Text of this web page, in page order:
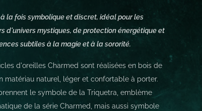
à la fois symbolique et discret, idéal pour les
d'univers mystiques, de protection énergétique et
subtiles à la magie et à la sororité.
d'oreilles Charmed sont réalisées en bois de
matériau naturel, léger et confortable à porter.
le symbole de la Triquetra, emblème
de la série Charmed, mais aussi symbole